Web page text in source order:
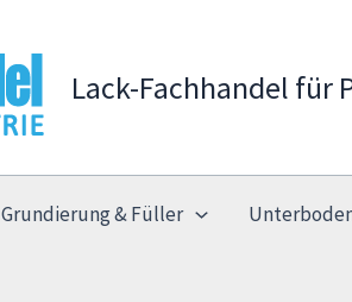
Lack-Fachhandel für
Grundierung & Füller